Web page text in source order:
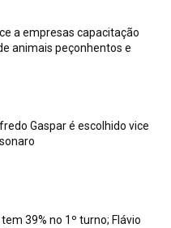
a empresas capacitação
animais peçonhentos e
Gaspar é escolhido vice
39% no 1º turno; Flávio